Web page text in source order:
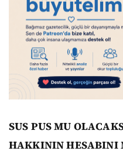
SUS PUS MU
HAKKININ HESABINI